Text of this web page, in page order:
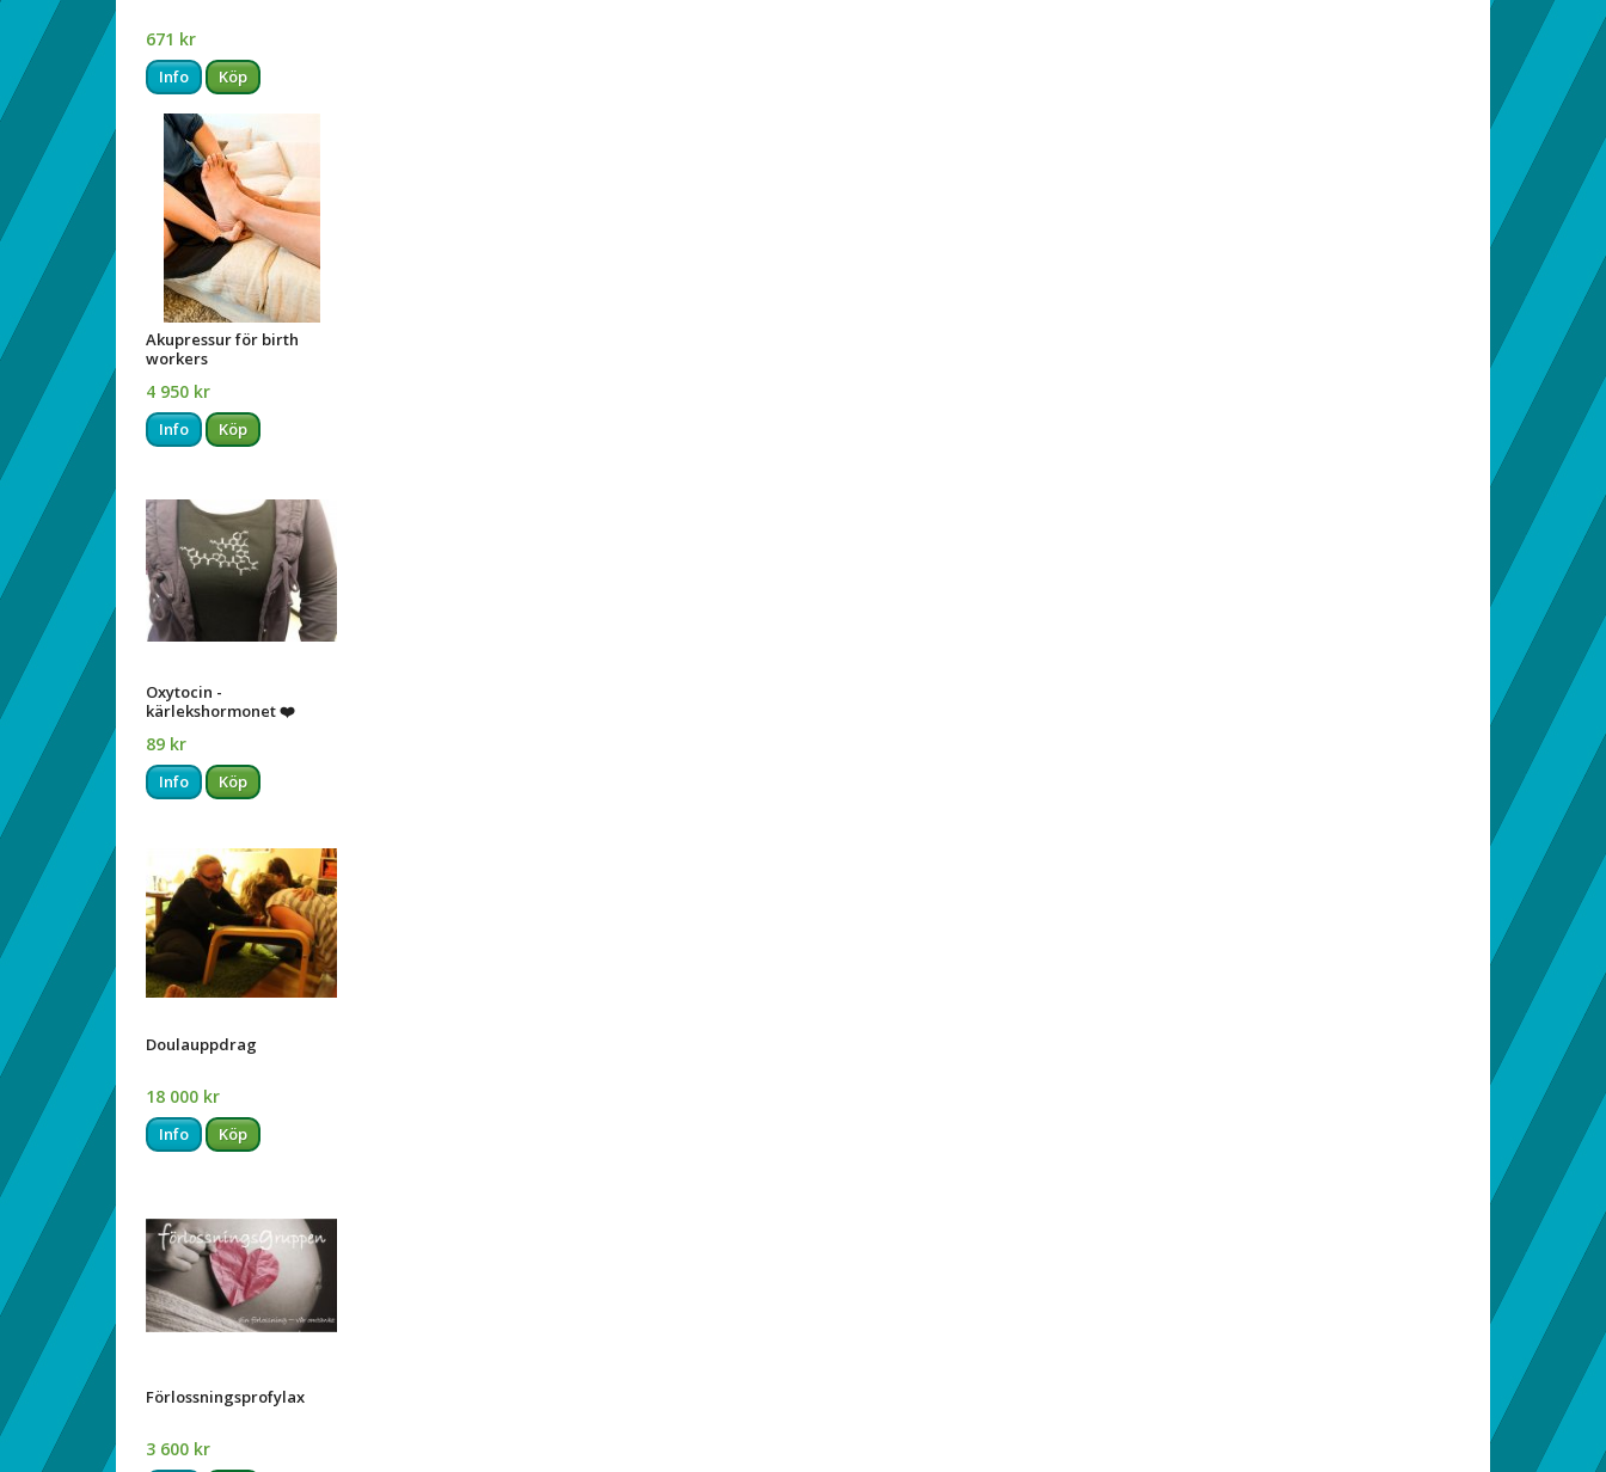
671 kr
Info Köp
Akupressur för birth
workers
4 950 kr
Info Köp
Oxytocin -
kärlekshormonet ❤️
89 kr
Info Köp
Doulauppdrag
18 000 kr
Info Köp
Förlossningsprofylax
3 600 kr